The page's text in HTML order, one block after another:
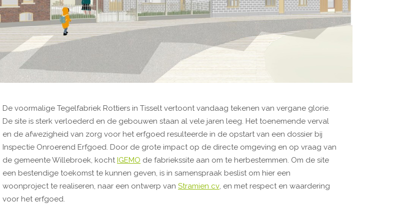
De voormalige Tegelfabriek Rottiers in Tisselt vertoont vandaag tekenen van vergane glorie.
De site is sterk verloederd en de gebouwen staan al vele jaren leeg. Het toenemende verval
en de afwezigheid van zorg voor het erfgoed resulteerde in de opstart van een dossier bij
Inspectie Onroerend Erfgoed. Door de grote impact op de directe omgeving en op vraag van
de gemeente Willebroek, kocht IGEMO de fabriekssite aan om te herbestemmen. Om de site
een bestendige toekomst te kunnen geven, is in samenspraak beslist om hier een
woonproject te realiseren, naar een ontwerp van Stramien cv, en met respect en waardering
voor het erfgoed.